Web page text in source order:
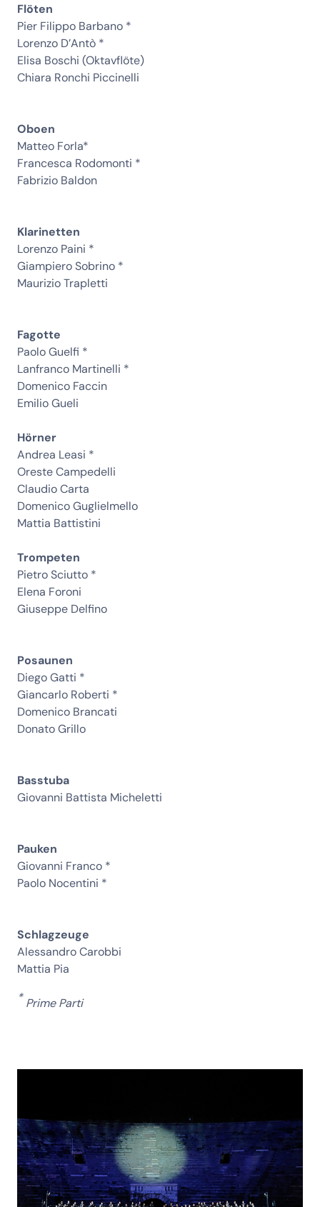
Flöten
Pier Filippo Barbano *
Lorenzo D’Antò *
Elisa Boschi (Oktavflöte)
Chiara Ronchi Piccinelli
Oboen
Matteo Forla*
Francesca Rodomonti *
Fabrizio Baldon
Klarinetten
Lorenzo Paini *
Giampiero Sobrino *
Maurizio Trapletti
Fagotte
Paolo Guelfi *
Lanfranco Martinelli *
Domenico Faccin
Emilio Gueli
Hörner
Andrea Leasi *
Oreste Campedelli
Claudio Carta
Domenico Guglielmello
Mattia Battistini
Trompeten
Pietro Sciutto *
Elena Foroni
Giuseppe Delfino
Posaunen
Diego Gatti *
Giancarlo Roberti *
Domenico Brancati
Donato Grillo
Basstuba
Giovanni Battista Micheletti
Pauken
Giovanni Franco *
Paolo Nocentini *
Schlagzeuge
Alessandro Carobbi
Mattia Pia
*Prime Parti